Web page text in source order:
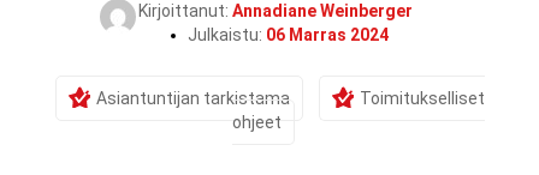
Kirjoittanut: Annadiane Weinberger
Julkaistu: 06 Marras 2024
Asiantuntijan tarkistama
Toimitukselliset
ohjeet